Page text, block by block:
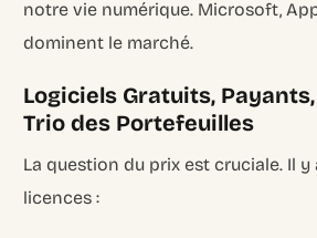
notre vie numérique. Microsoft,
dominent le marché.
Logiciels Gratuits,
Trio des Portefeuilles
La question du prix est cruciale. Il
licences :